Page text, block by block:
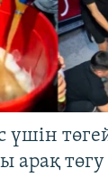
үшін
арақ